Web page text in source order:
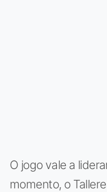
O jogo vale a
momento, o